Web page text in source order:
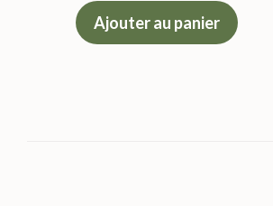
prix
actuel
Ajouter au panier